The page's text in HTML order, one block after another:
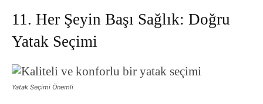
11. Her Şeyin Başı Sağlık: Doğru
Yatak Seçimi
Yatak Seçimi Önemli